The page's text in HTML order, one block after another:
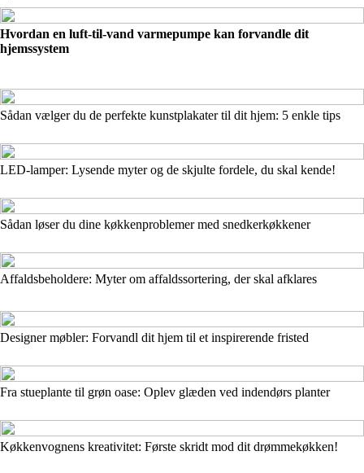
Hvordan en luft-til-vand varmepumpe kan forvandle dit
hjemssystem
Sådan vælger du de perfekte kunstplakater til dit hjem: 5 enkle tips
LED-lamper: Lysende myter og de skjulte fordele, du skal kende!
Sådan løser du dine køkkenproblemer med snedkerkøkkener
Affaldsbeholdere: Myter om affaldssortering, der skal afklares
Designer møbler: Forvandl dit hjem til et inspirerende fristed
Fra stueplante til grøn oase: Oplev glæden ved indendørs planter
Køkkenvognens kreativitet: Første skridt mod dit drømmekøkken!